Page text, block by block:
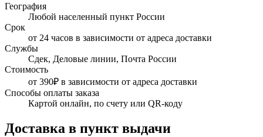
География
Любой населенный пункт России
Срок
от 24 часов в зависимости от адреса доставки
Службы
Сдек, Деловые линии, Почта России
Стоимость
от 390₽ в зависимости от адреса доставки
Способы оплаты заказа
Картой онлайн, по счету или QR-коду
Доставка в пункт выдачи